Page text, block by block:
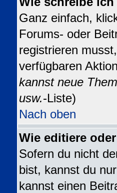
Ganz einfach,
Forums- oder
registrieren
verfügbaren
kannst neue
usw.-Liste)
Nach oben
Wie editiere
Sofern du nicht
bist, kannst du
kannst einen